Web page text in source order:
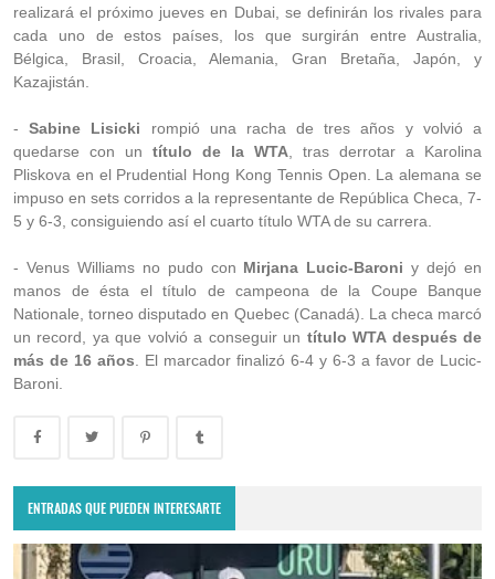
realizará el próximo jueves en Dubai, se definirán los rivales para
cada uno de estos países, los que surgirán entre Australia,
Bélgica, Brasil, Croacia, Alemania, Gran Bretaña, Japón, y
Kazajistán.
-Sabine Lisicki rompió una racha de tres años y volvió a
quedarse con un título de la WTA , tras derrotar a Karolina
Pliskova en el Prudential Hong Kong Tennis Open. La alemana se
impuso en sets corridos a la representante de República Checa, 7-
5 y 6-3, consiguiendo así el cuarto título WTA de su carrera.
- Venus Williams no pudo con Mirjana Lucic-Baroni y dejó en
manos de ésta el título de campeona de la Coupe Banque
Nationale, torneo disputado en Quebec (Canadá). La checa marcó
un record, ya que volvió a conseguir un título WTA después de
más de 16 años . El marcador finalizó 6-4 y 6-3 a favor de Lucic-
Baroni.
ENTRADAS QUE PUEDEN INTERESARTE